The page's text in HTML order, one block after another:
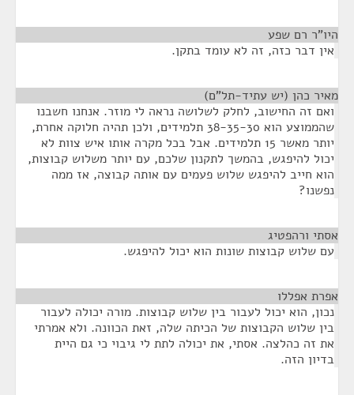
היו"ר רם שפע
אין דבר כזה, זה לא עומד בתקן.
מאיר כהן (יש עתיד-תל"ם)
ואם זה החישוב, לחלק לשלושה נראה לי מוזר. אנחנו חשבנו
שהממוצע הוא 38-35-30 תלמידים, ולכן תהיה חלוקה אחרת,
יותר מאשר 15 תלמידים. אבל בכל מקרה אותו איש צוות לא
יכול להיפגש, בהמשך לתקנון שלכם, עם יותר משלוש קבוצות,
הוא חייב להיפגש שלוש פעמים עם אותה קבוצה, אז ממה
נפשנו?
אסתי ורהפטיג
עם שלוש קבוצות שונות הוא יכול להיפגש.
אפרת אפללו
נכון, הוא יכול לעבור בין שלוש קבוצות. מורה יכולה לעבור
בין שלוש הקבוצות של הכיתה שלה, זאת הכוונה. ולא אמרתי
את זה כהלצה. אסתי, את יכולה לתת לי גיבוי כי גם היית
בדיון הזה.